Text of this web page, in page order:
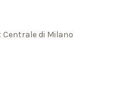
di Milano